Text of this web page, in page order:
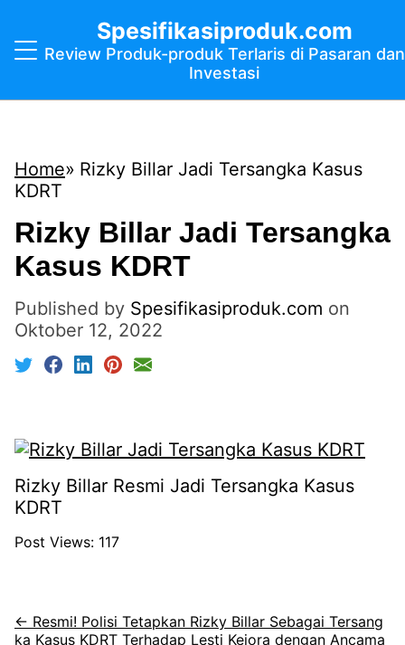
Spesifikasiproduk.com
Review Produk-produk Terlaris di Pasaran dan
Investasi
Home
Rizky Billar Jadi Tersangka Kasus
KDRT
Rizky Billar Jadi Tersangka
Kasus KDRT
Published by Spesifikasiproduk.com on
Oktober 12, 2022
Rizky Billar Resmi Jadi Tersangka Kasus
KDRT
Post Views: 117
← Resmi! Polisi Tetapkan Rizky Billar Sebagai Tersang
ka Kasus KDRT Terhadap Lesti Kejora dengan Ancama